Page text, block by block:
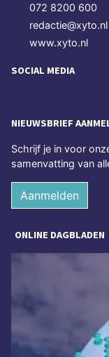
072 8200 600
redactie@xyto.nl
www.xyto.nl
SOCIAL MEDIA
NIEUWSBRIEF
Schrijf je in voor
samenvatting van
Aanmelden
ONLINE DAGBLADEN